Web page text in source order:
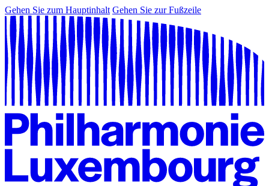
Gehen Sie zum Hauptinhalt Gehen Sie zur Fußzeile